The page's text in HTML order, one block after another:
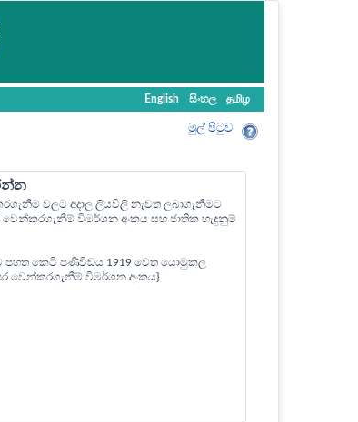
English සිංහල தமிழ
මුල් පි‍ටුව
වලට අදාල ලියවිලි නැවත ලබාගැනීමට
විමර්ශන අංකය සහ ජාතික හැඳුනුම්
පහත කෙටි පණිවිඩය 1919 වෙත යොමුකල
වෙන්කරගැනීම් විමර්ශන අංකය}